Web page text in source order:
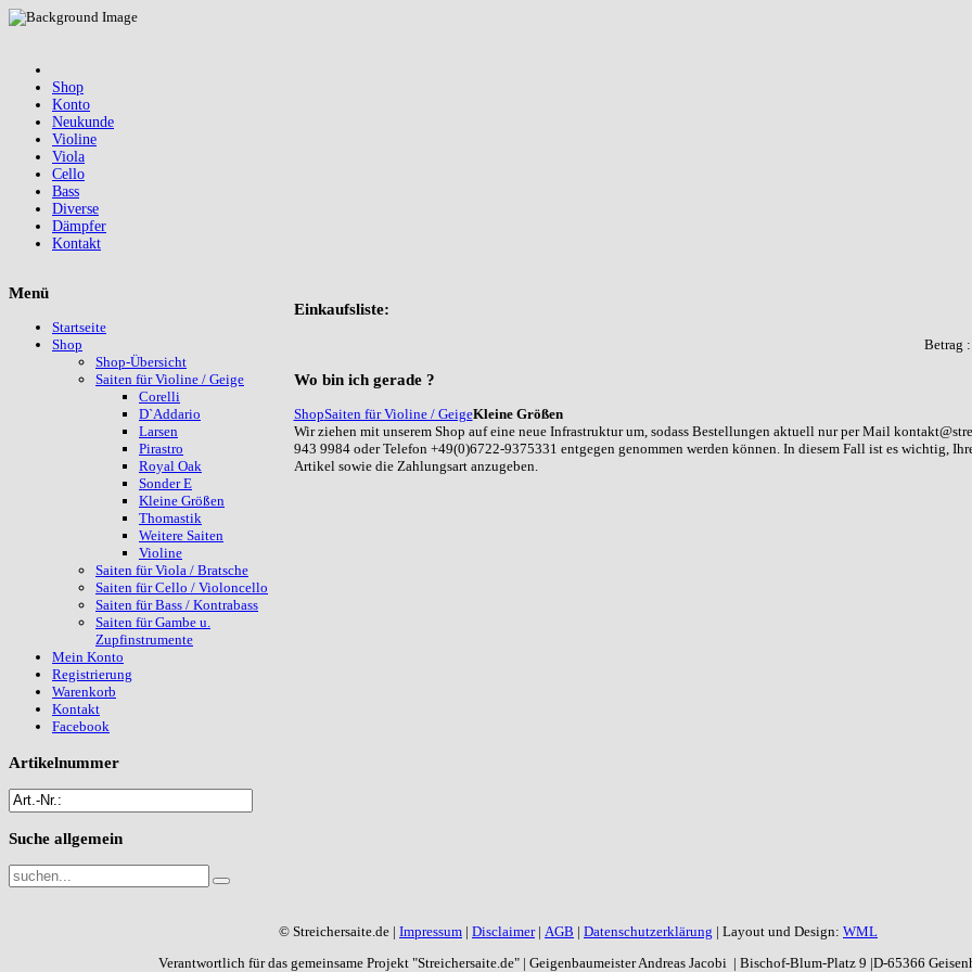
Shop
Konto
Neukunde
Violine
Viola
Cello
Bass
Diverse
Dämpfer
Kontakt
Einkaufsliste:
Betrag :
Wo bin ich gerade ?
ShopSaiten für Violine / GeigeKleine Größen
Wir ziehen mit unserem Shop auf eine neue Infrastruktur um, sodass Bestellungen aktuell nur per Mail
943 9984 oder Telefon +49(0)6722-9375331 entgegen genommen werden können. In diesem Fall ist es wichtig,
Artikel sowie die Zahlungsart anzugeben.
Menü
Startseite
Shop
Shop-Übersicht
Saiten für Violine / Geige
Corelli
D`Addario
Larsen
Pirastro
Royal Oak
Sonder E
Kleine Größen
Thomastik
Weitere Saiten
Violine
Saiten für Viola / Bratsche
Saiten für Cello / Violoncello
Saiten für Bass / Kontrabass
Saiten für Gambe u.
Zupfinstrumente
Mein Konto
Registrierung
Warenkorb
Kontakt
Facebook
Artikelnummer
Suche allgemein
© Streichersaite.de | Impressum | Disclaimer| AGB | Datenschutzerklärung | Layout und Design: WML
Verantwortlich für das gemeinsame Projekt "Streichersaite.de" | Geigenbaumeister Andreas Jacobi | Bischof-Blum-Platz 9 |D-65366